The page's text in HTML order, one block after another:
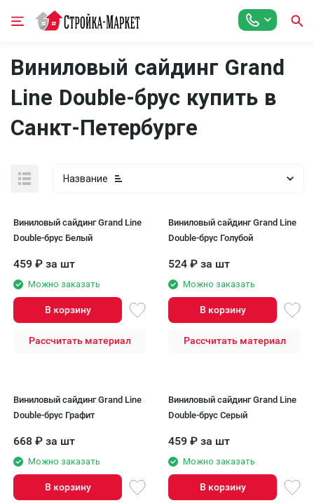
Виниловый сайдинг Grand
Line Double-брус купить в
Санкт-Петербурге
Название
Виниловый сайдинг Grand Line
Double-брус Белый
459 ₽ за шт
Можно заказать
В корзину
Рассчитать материал
Виниловый сайдинг Grand Line
Double-брус Голубой
524 ₽ за шт
Можно заказать
В корзину
Рассчитать материал
Виниловый сайдинг Grand Line
Double-брус Графит
668 ₽ за шт
Можно заказать
В корзину
Виниловый сайдинг Grand Line
Double-брус Серый
459 ₽ за шт
Можно заказать
В корзину